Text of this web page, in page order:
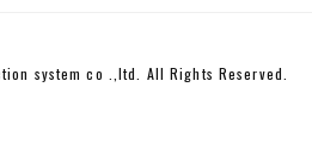
system co .,ltd. All Rights Reserved.